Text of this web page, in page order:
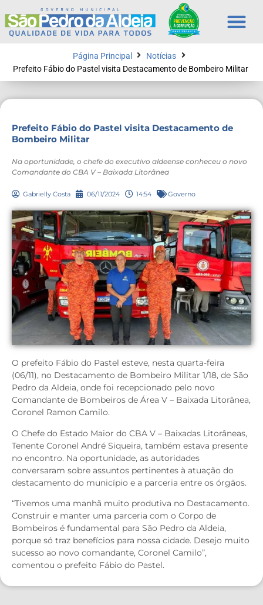
Página Principal
Notícias
Prefeito Fábio do Pastel visita Destacamento de Bombeiro Militar
Prefeito Fábio do Pastel visita Destacamento de
Bombeiro Militar
Na oportunidade, o chefe do executivo aldeense conheceu o novo
Comandante do CBA V – Baixada Litorânea
Gabrielly Costa 06/11/2024 14:54 Governo
O prefeito Fábio do Pastel esteve, nesta quarta-feira
(06/11), no Destacamento de Bombeiro Militar 1/18, de São
Pedro da Aldeia, onde foi recepcionado pelo novo
Comandante de Bombeiros de Área V – Baixada Litorânea,
Coronel Ramon Camilo.
O Chefe do Estado Maior do CBA V – Baixadas Litorâneas,
Tenente Coronel André Siqueira, também estava presente
no encontro. Na oportunidade, as autoridades
conversaram sobre assuntos pertinentes à atuação do
destacamento do município e a parceria entre os órgãos.
“Tivemos uma manhã muito produtiva no Destacamento.
Construir e manter uma parceria com o Corpo de
Bombeiros é fundamental para São Pedro da Aldeia,
porque só traz benefícios para nossa cidade. Desejo muito
sucesso ao novo comandante, Coronel Camilo”,
comentou o prefeito Fábio do Pastel.